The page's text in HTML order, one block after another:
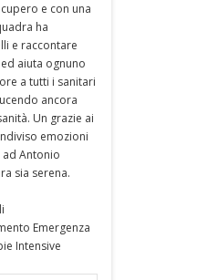
e con una
ha
e raccontare
aiuta ognuno
a tutti i sanitari
ancora
Un grazie ai
emozioni
ad Antonio
sia serena.
Emergenza
Intensive